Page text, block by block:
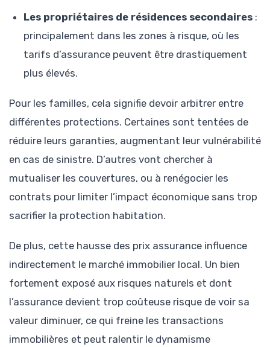
Les propriétaires de résidences secondaires :
principalement dans les zones à risque, où les
tarifs d’assurance peuvent être drastiquement
plus élevés.
Pour les familles, cela signifie devoir arbitrer entre
différentes protections. Certaines sont tentées de
réduire leurs garanties, augmentant leur vulnérabilité
en cas de sinistre. D’autres vont chercher à
mutualiser les couvertures, ou à renégocier les
contrats pour limiter l’impact économique sans trop
sacrifier la protection habitation.
De plus, cette hausse des prix assurance influence
indirectement le marché immobilier local. Un bien
fortement exposé aux risques naturels et dont
l’assurance devient trop coûteuse risque de voir sa
valeur diminuer, ce qui freine les transactions
immobilières et peut ralentir le dynamisme